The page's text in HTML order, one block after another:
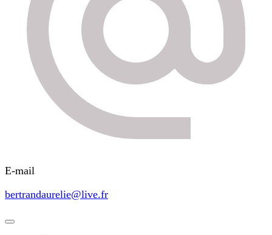
E-mail
bertrandaurelie@live.fr